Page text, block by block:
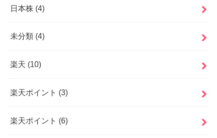
日本株 (4)
未分類 (4)
楽天 (10)
楽天ポイント (3)
楽天ポイント (6)